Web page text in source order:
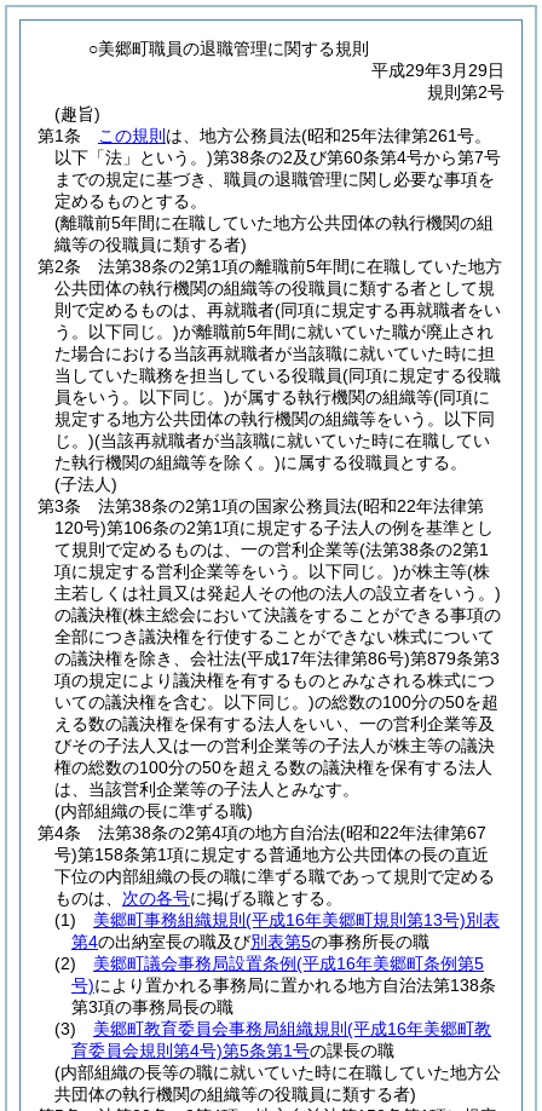
○美郷町職員の退職管理に関する規則
平成29年3月29日
規則第2号
(趣旨)
第1条
この規則 は、地方公務員法(昭和25年法律第261号。
以下「法」という。)第38条の2及び第60条第4号から第7号
までの規定に基づき、職員の退職管理に関し必要な事項を
定めるものとする。
(離職前5年間に在職していた地方公共団体の執行機関の組
織等の役職員に類する者)
第2条
法第38条の2第1項の離職前5年間に在職していた地方
公共団体の執行機関の組織等の役職員に類する者として規
則で定めるものは、再就職者(同項に規定する再就職者をい
う。以下同じ。)が離職前5年間に就いていた職が廃止され
た場合における当該再就職者が当該職に就いていた時に担
当していた職務を担当している役職員(同項に規定する役職
員をいう。以下同じ。)が属する執行機関の組織等(同項に
規定する地方公共団体の執行機関の組織等をいう。以下同
じ。)(当該再就職者が当該職に就いていた時に在職してい
た執行機関の組織等を除く。)に属する役職員とする。
(子法人)
第3条
法第38条の2第1項の国家公務員法(昭和22年法律第
120号)第106条の2第1項に規定する子法人の例を基準とし
て規則で定めるものは、一の営利企業等(法第38条の2第1
項に規定する営利企業等をいう。以下同じ。)が株主等(株
主若しくは社員又は発起人その他の法人の設立者をいう。)
の議決権(株主総会において決議をすることができる事項の
全部につき議決権を行使することができない株式について
の議決権を除き、会社法(平成17年法律第86号)第879条第3
項の規定により議決権を有するものとみなされる株式につ
いての議決権を含む。以下同じ。)の総数の100分の50を超
える数の議決権を保有する法人をいい、一の営利企業等及
びその子法人又は一の営利企業等の子法人が株主等の議決
権の総数の100分の50を超える数の議決権を保有する法人
は、当該営利企業等の子法人とみなす。
(内部組織の長に準ずる職)
第4条
法第38条の2第4項の地方自治法(昭和22年法律第67
号)第158条第1項に規定する普通地方公共団体の長の直近
下位の内部組織の長の職に準ずる職であって規則で定める
ものは、 次の各号に掲げる職とする。
(1)
美郷町事務組織規則 (平成16年美郷町規則第13号)別表
第4の出納室長の職及び別表第5の事務所長の職
(2)
美郷町議会事務局設置条例(平成16年美郷町条例第5
号)により置かれる事務局に置かれる地方自治法第138条
第3項の事務局長の職
(3)
美郷町教育委員会事務局組織規則 (平成16年美郷町教
育委員会規則第4号)第5条第1号の課長の職
(内部組織の長等の職に就いていた時に在職していた地方公
共団体の執行機関の組織等の役職員に類する者)